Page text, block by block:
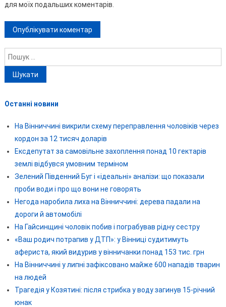
для моїх подальших коментарів.
Пошук:
Останні новини
На Вінниччині викрили схему переправлення чоловіків через
кордон за 12 тисяч доларів
Ексдепутат за самовільне захоплення понад 10 гектарів
землі відбувся умовним терміном
Зелений Південний Буг і «ідеальні» аналізи: що показали
проби води і про що вони не говорять
Негода наробила лиха на Вінниччині: дерева падали на
дороги й автомобілі
На Гайсинщині чоловік побив і пограбував рідну сестру
«Ваш родич потрапив у ДТП»: у Вінниці судитимуть
афериста, який видурив у вінничанки понад 153 тис. грн
На Вінниччині у липні зафіксовано майже 600 нападів тварин
на людей
Трагедія у Козятині: після стрибка у воду загинув 15-річний
юнак